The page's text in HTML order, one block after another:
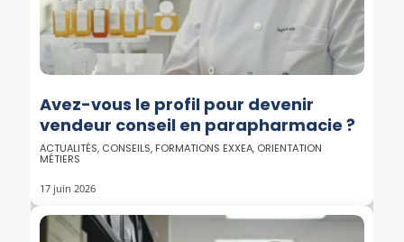
Avez-vous le profil pour devenir
vendeur conseil en parapharmacie ?
ACTUALITÉS, CONSEILS, FORMATIONS EXXEA, ORIENTATION
MÉTIERS
17 juin 2026